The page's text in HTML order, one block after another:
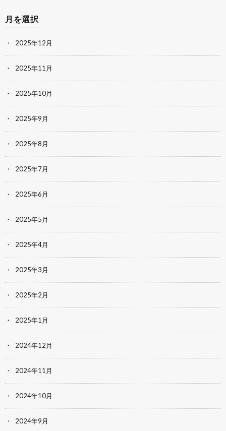
月を選択
2025年12月
2025年11月
2025年10月
2025年9月
2025年8月
2025年7月
2025年6月
2025年5月
2025年4月
2025年3月
2025年2月
2025年1月
2024年12月
2024年11月
2024年10月
2024年9月